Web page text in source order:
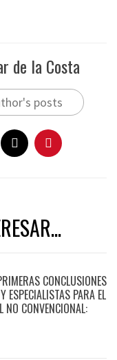
de la Costa
posts
CONCLUSIONES
ESPECIALISTAS PARA EL
NO CONVENCIONAL: